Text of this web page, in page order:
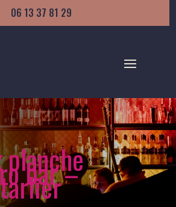
06 13 37 81 29
bar –